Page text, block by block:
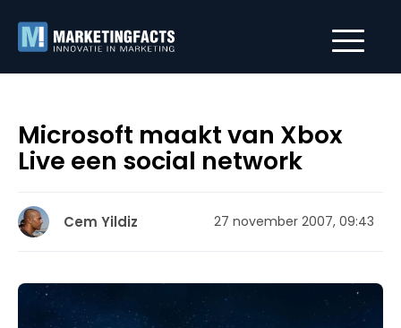
Microsoft maakt van Xbox
Live een social network
Cem Yildiz 27 november 2007, 09:43